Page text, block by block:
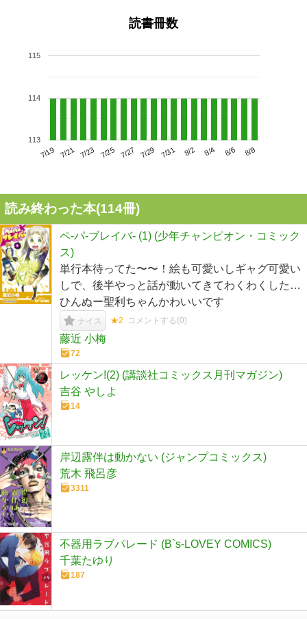
読書冊数
7/19 7/21 7/23 7/25 7/27 7/29 7/31 8/2 8/4 8/6 8/8
113
114
115
読み終わった本(114冊)
ペ-パ-ブレイバ- (1) (少年チャンピオン・コミック
ス)
単行本待ってた〜〜！絵も可愛いしギャグ可愛い
しで、後半やっと話が動いてきてわくわくした…
ひんぬー聖利ちゃんかわいいです
ナイス ★2 コメントする(0)
藤近 小梅
72
レッケン!(2) (講談社コミックス月刊マガジン)
吉谷 やしよ
14
岸辺露伴は動かない (ジャンプコミックス)
荒木 飛呂彦
3311
不器用ラブパレード (B`s-LOVEY COMICS)
千葉たゆり
187